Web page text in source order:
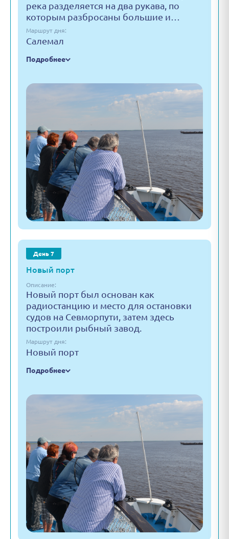
река разделяется на два рукава, по
которым разбросаны большие и…
Маршрут дня:
Салемал
Подробнее
День 7
Новый порт
Описание:
Новый порт был основан как
радиостанцию и место для остановки
судов на Севморпути, затем здесь
построили рыбный завод.
Маршрут дня:
Новый порт
Подробнее